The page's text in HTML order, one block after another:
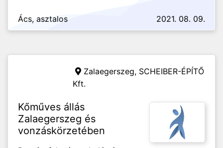
Ács, asztalos 2021. 08. 09.
Zalaegerszeg, SCHEIBER-ÉPÍTŐ
Kft.
Kőműves állás
Zalaegerszeg és
vonzáskörzetében